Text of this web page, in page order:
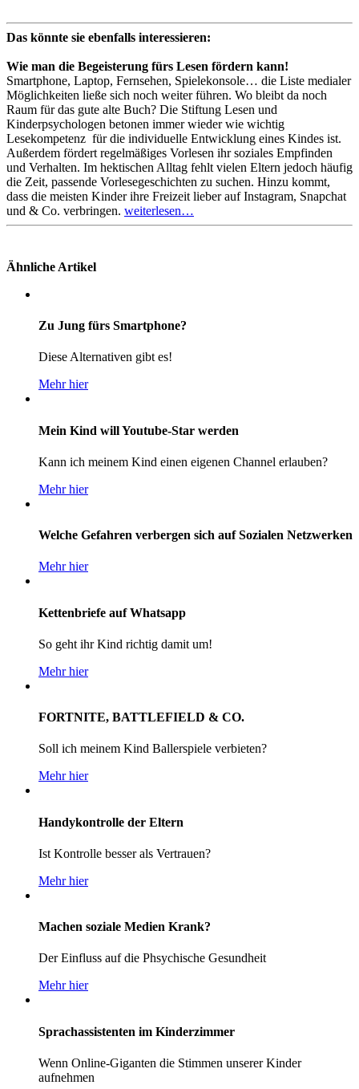
Das könnte sie ebenfalls interessieren:
Wie man die Begeisterung fürs Lesen fördern kann!
Smartphone, Laptop, Fernsehen, Spielekonsole… die Liste medialer
Möglichkeiten ließe sich noch weiter führen. Wo bleibt da noch
Raum für das gute alte Buch? Die Stiftung Lesen und
Kinderpsychologen betonen immer wieder wie wichtig
Lesekompetenz für die individuelle Entwicklung eines Kindes ist.
Außerdem fördert regelmäßiges Vorlesen ihr soziales Empfinden
und Verhalten. Im hektischen Alltag fehlt vielen Eltern jedoch häufig
die Zeit, passende Vorlesegeschichten zu suchen. Hinzu kommt,
dass die meisten Kinder ihre Freizeit lieber auf Instagram, Snapchat
und & Co. verbringen. weiterlesen…
Ähnliche Artikel
Zu Jung fürs Smartphone?
Diese Alternativen gibt es!
Mehr hier
Mein Kind will Youtube-Star werden
Kann ich meinem Kind einen eigenen Channel erlauben?
Mehr hier
Welche Gefahren verbergen sich auf Sozialen Netzwerken
Mehr hier
Kettenbriefe auf Whatsapp
So geht ihr Kind richtig damit um!
Mehr hier
FORTNITE, BATTLEFIELD & CO.
Soll ich meinem Kind Ballerspiele verbieten?
Mehr hier
Handykontrolle der Eltern
Ist Kontrolle besser als Vertrauen?
Mehr hier
Machen soziale Medien Krank?
Der Einfluss auf die Phsychische Gesundheit
Mehr hier
Sprachassistenten im Kinderzimmer
Wenn Online-Giganten die Stimmen unserer Kinder
aufnehmen